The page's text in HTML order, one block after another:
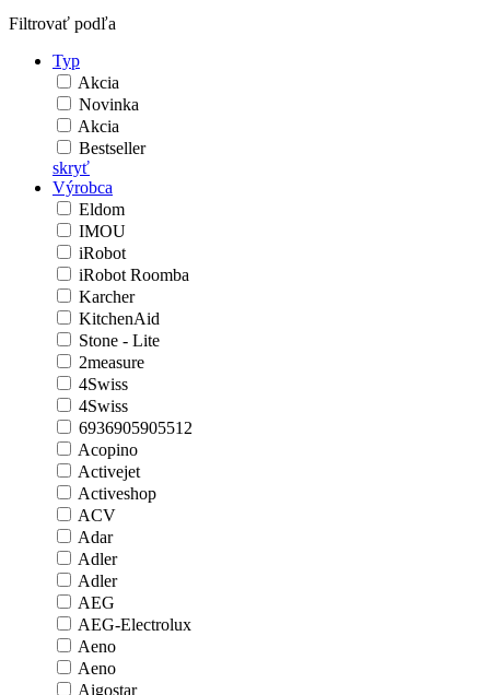
Filtrovať podľa
Typ
Akcia
Novinka
Akcia
Bestseller
skryť
Výrobca
Eldom
IMOU
iRobot
iRobot Roomba
Karcher
KitchenAid
Stone - Lite
2measure
4Swiss
4Swiss
6936905905512
Acopino
Activejet
Activeshop
ACV
Adar
Adler
Adler
AEG
AEG-Electrolux
Aeno
Aeno
Aigostar